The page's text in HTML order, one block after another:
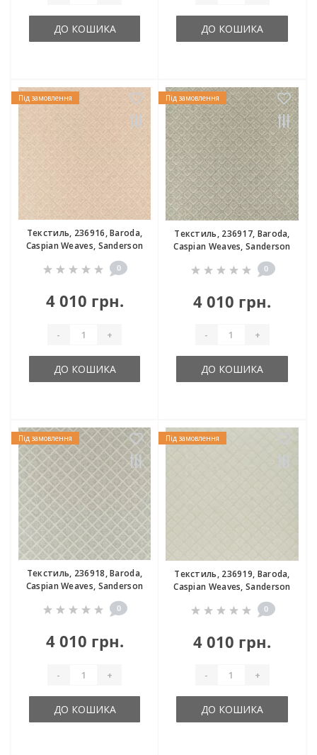
ДО КОШИКА ДО КОШИКА
Під замовлення
Текстиль, 236916, Baroda,
Caspian Weaves, Sanderson
0
4 010 грн.
- +
ДО КОШИКА
Під замовлення
Текстиль, 236917, Baroda,
Caspian Weaves, Sanderson
0
4 010 грн.
- +
ДО КОШИКА
Під замовлення
Текстиль, 236918, Baroda,
Caspian Weaves, Sanderson
0
4 010 грн.
- +
ДО КОШИКА
Під замовлення
Текстиль, 236919, Baroda,
Caspian Weaves, Sanderson
0
4 010 грн.
- +
ДО КОШИКА